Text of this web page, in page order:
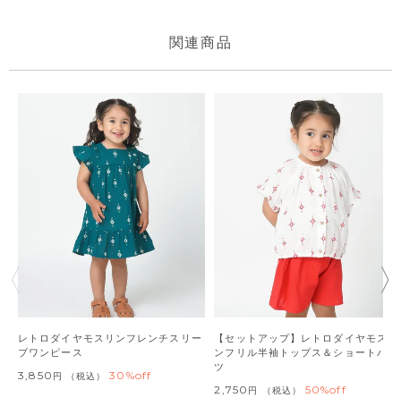
レトロダイヤモスリンフレンチスリー
ブワンピース
3,850 税込 30%off
【セットアップ】レトロダイヤモスリ
ンフリル半袖トップス＆ショートパン
ツ
2,750 税込 50%off